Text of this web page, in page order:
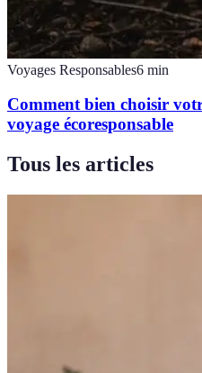
Voyages Responsables6 min
Comment bien choisir
voyage écoresponsable
Tous les articles